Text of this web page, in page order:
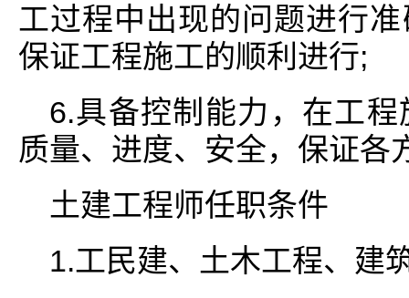
工过程中出现的问题进行
保证工程施工的顺利进行;
6.具备控制能力，在工
质量、进度、安全，保证各
土建工程师任职条件
1.工民建、土木工程、建